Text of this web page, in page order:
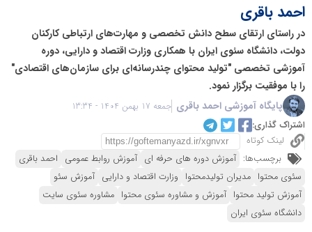
احمد باقری
در راستای ارتقای سطح دانش تخصصی و مهارت‌های ارتباطی کارکنان
دولت، دانشگاه سئوی ایران با همکاری وزارت اقتصاد و دارایی، دوره
آموزشی تخصصی "تولید محتوای چندرسانه‌ای برای سازمان‌های اقتصادی"
را با موفقیت برگزار نمود.
پایگاه آموزشی احمد باقری جمعه 17 بهمن 1404 - 13:34
اشتراک گذاری:
لینک کوتاه
برچسب‌ها: آموزش دوره های حرفه ای آموزش روابط عمومی احمد باقری
سئوی محتوا مدیران تولیدمحتوا وزارت اقتصاد و دارایی آموزش سئو
آموزش تولید محتوا آموزش و مشاوره سئوی محتوا مشاوره سئوی سایت
دانشگاه سئوی ایران